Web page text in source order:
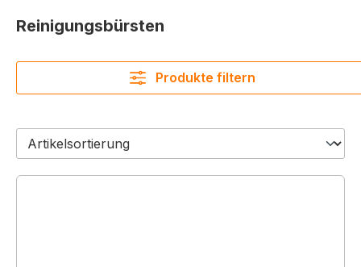
Reinigungsbürsten
Produkte filtern